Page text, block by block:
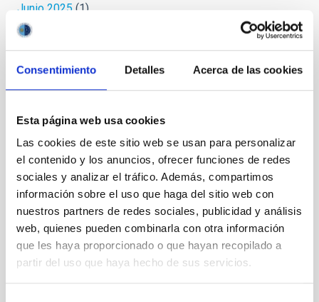
Consentimiento Detalles Acerca de las cookies
Esta página web usa cookies
Las cookies de este sitio web se usan para personalizar
el contenido y los anuncios, ofrecer funciones de redes
sociales y analizar el tráfico. Además, compartimos
información sobre el uso que haga del sitio web con
nuestros partners de redes sociales, publicidad y análisis
web, quienes pueden combinarla con otra información
que les haya proporcionado o que hayan recopilado a
partir del uso que haya hecho de sus servicios.
Junio 2025 (1)
Abril 2025
Marzo 2025
Febrero 2025(1)
Octubre 2024(1)
Septiembre 2024(1)
Julio 2024(3)
Mayo 2024(3)
Abril 2024(2)
Marzo 2024(1)
Febrero 2023(1)
Octubre 2022(1)
Septiembre 2022(1)
Agosto 2022 (1)
Junio 2022(1)